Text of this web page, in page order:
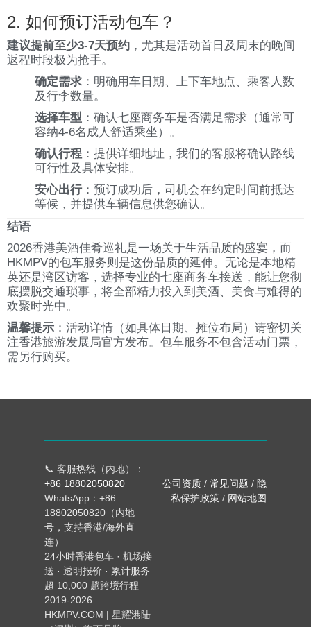
2. 如何预订活动包车？
建议提前至少3-7天预约 ，尤其是活动首日及周末的晚间
返程时段极为抢手。
确定需求 ：明确用车日期、上下车地点、乘客人数
及行李数量。
选择车型 ：确认七座商务车是否满足需求（通常可
容纳4-6名成人舒适乘坐）。
确认行程 ：提供详细地址，我们的客服将确认路线
可行性及具体安排。
安心出行：预订成功后，司机会在约定时间前抵达
等候，并提供车辆信息供您确认。
结语
2026香港美酒佳肴巡礼是一场关于生活品质的盛宴，而
HKMPV的包车服务则是这份品质的延伸。无论是本地精
英还是湾区访客，选择专业的七座商务车接送，能让您彻
底摆脱交通琐事，将全部精力投入到美酒、美食与难得的
欢聚时光中。
温馨提示 ：活动详情（如具体日期、摊位布局）请密切关
注香港旅游发展局官方发布。包车服务不包含活动门票，
需另行购买。
📞 客服热线（内地）：
+86 18802050820
WhatsApp：+86
18802050820（内地
号，支持香港/海外直
连）
24小时香港包车 · 机场接
送 · 透明报价 · 累计服务
超 10,000 趟跨境行程
2019-2026
HKMPV.COM | 星耀港陆
公司资质 / 常见问题 / 隐
私保护政策 / 网站地图